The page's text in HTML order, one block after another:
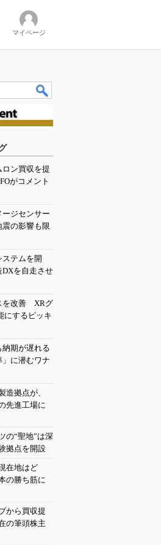
マイページ
ロン買収を提
がコメント
ージセンサー
の影響も限
テムを開
を自走させ
を改善 XRグ
にするピッキ
期が遅れる
に潜むワナ
造拠点が、
先進工場に
の“聖地”は深
拠点を開設
在地はど
の勝ち筋に
から買収提
の筆頭株主